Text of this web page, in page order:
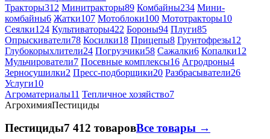
Тракторы312 Минитракторы89 Комбайны234 Мини-
комбайны6 Жатки107 Мотоблоки100 Мототракторы10
Сеялки124 Культиваторы422 Бороны94 Плуги85
Опрыскиватели78 Косилки18 Прицепы8 Грунтофрезы12
Глубокорыхлители24 Погрузчики58 Сажалки6 Копалки12
Мульчирователи7 Посевные комплексы16 Агродроны4
Зерносушилки2 Пресс-подборщики20 Разбрасыватели26
Услуги10
Агроматериалы11 Тепличное хозяйство7
АгрохимияПестициды
Пестициды7 412 товаровВсе товары →